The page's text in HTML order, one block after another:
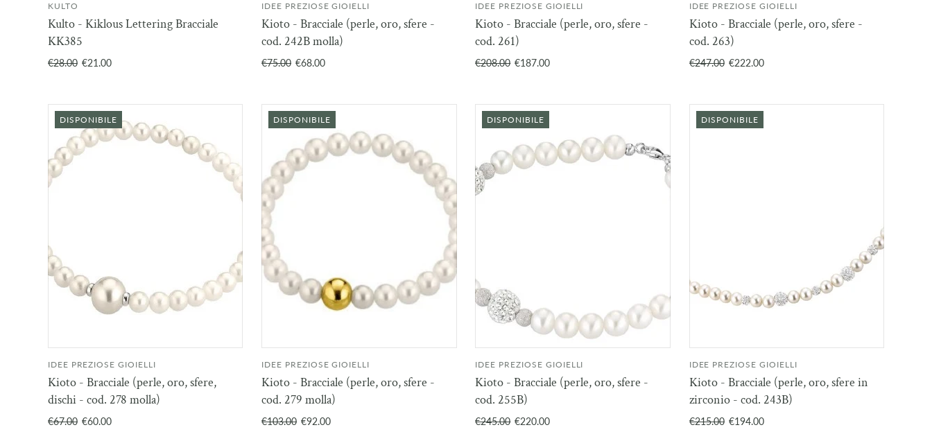
CARRELLO
KULTO
Kulto - Kiklous Lettering Bracciale
KK385
€28.00 €21.00
CARRELLO
IDEE PREZIOSE GIOIELLI
Kioto - Bracciale (perle, oro, sfere -
cod. 242B molla)
€75.00 €68.00
CARRELLO
IDEE PREZIOSE GIOIELLI
Kioto - Bracciale (perle, oro, sfere -
cod. 261)
€208.00 €187.00
CARRELLO
IDEE PREZIOSE GIOIELLI
Kioto - Bracciale (perle, oro, sfere -
cod. 263)
€247.00 €222.00
CARRELLO
DISPONIBILE
IDEE PREZIOSE GIOIELLI
Kioto - Bracciale (perle, oro, sfere,
dischi - cod. 278 molla)
€67.00 €60.00
CARRELLO
DISPONIBILE
IDEE PREZIOSE GIOIELLI
Kioto - Bracciale (perle, oro, sfere -
cod. 279 molla)
€103.00 €92.00
CARRELLO
DISPONIBILE
IDEE PREZIOSE GIOIELLI
Kioto - Bracciale (perle, oro, sfere -
cod. 255B)
€245.00 €220.00
CARRELLO
DISPONIBILE
IDEE PREZIOSE GIOIELLI
Kioto - Bracciale (perle, oro, sfere in
zirconio - cod. 243B)
€215.00 €194.00